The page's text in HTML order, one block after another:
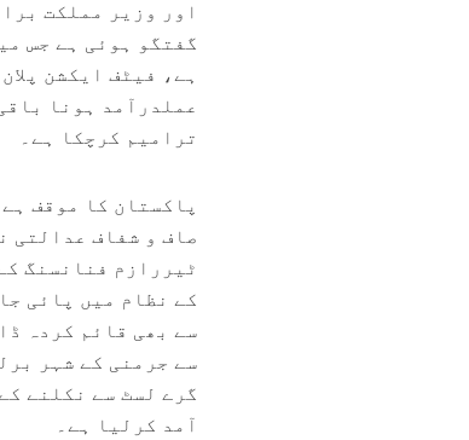
اور وزیر مملکت
گفتگو ہوئی ہے جس
ہے، فیٹف ایکشن
عملدرآمد ہونا
ترامیم کرچکا ہے۔
پاکستان کا موقف
صاف و شفاف عدالتی
ٹیررازم فنانسنگ
کے نظام میں پائی
آمد کرلیا ہے۔